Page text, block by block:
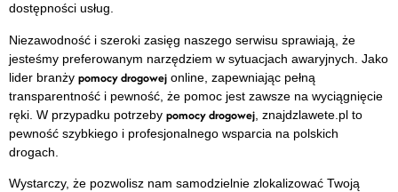
dostępności usług.
Niezawodność i szeroki zasięg naszego serwisu sprawiają, że
jesteśmy preferowanym narzędziem w sytuacjach awaryjnych. Jako
lider branży pomocy drogowej online, zapewniając pełną
transparentność i pewność, że pomoc jest zawsze na wyciągnięcie
ręki. W przypadku potrzeby pomocy drogowej , znajdzlawete.pl to
pewność szybkiego i profesjonalnego wsparcia na polskich
drogach.
Wystarczy, że pozwolisz nam samodzielnie zlokalizować Twoją